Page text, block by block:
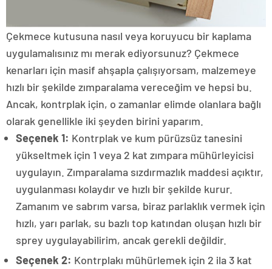
Çekmece kutusuna nasıl veya koruyucu bir kaplama
uygulamalısınız mı merak ediyorsunuz? Çekmece
kenarları için masif ahşapla çalışıyorsam, malzemeye
hızlı bir şekilde zımparalama vereceğim ve hepsi bu.
Ancak, kontrplak için, o zamanlar elimde olanlara bağlı
olarak genellikle iki şeyden birini yaparım.
Seçenek 1: Kontrplak ve kum pürüzsüz tanesini
yükseltmek için 1 veya 2 kat zımpara mühürleyicisi
uygulayın. Zımparalama sızdırmazlık maddesi açıktır,
uygulanması kolaydır ve hızlı bir şekilde kurur.
Zamanım ve sabrım varsa, biraz parlaklık vermek için
hızlı, yarı parlak, su bazlı top katından oluşan hızlı bir
sprey uygulayabilirim, ancak gerekli değildir.
Seçenek 2: Kontrplakı mühürlemek için 2 ila 3 kat